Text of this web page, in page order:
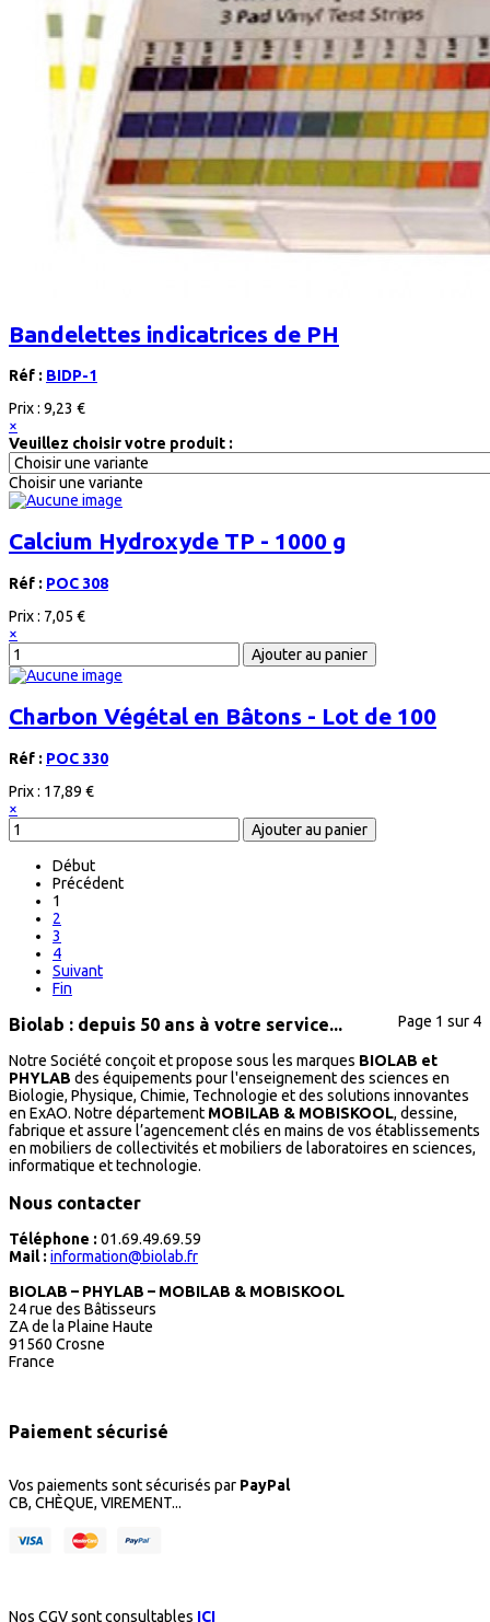
Bandelettes indicatrices de PH
Réf : BIDP-1
Prix : 9,23 €
×
Veuillez choisir votre produit :
Choisir une variante
Calcium Hydroxyde TP - 1000 g
Réf : POC 308
Prix : 7,05 €
×
Charbon Végétal en Bâtons - Lot de 100
Réf : POC 330
Prix : 17,89 €
×
Début
Précédent
1
2
3
4
Suivant
Fin
Page 1 sur 4
Biolab : depuis 50 ans à votre service...
Notre Société conçoit et propose sous les marques BIOLAB et
PHYLAB des équipements pour l'enseignement des sciences en
Biologie, Physique, Chimie, Technologie et des solutions innovantes
en ExAO. Notre département MOBILAB & MOBISKOOL, dessine,
fabrique et assure l’agencement clés en mains de vos établissements
en mobiliers de collectivités et mobiliers de laboratoires en sciences,
informatique et technologie.
Nous contacter
Téléphone : 01.69.49.69.59
Mail : information@biolab.fr
BIOLAB – PHYLAB – MOBILAB & MOBISKOOL
24 rue des Bâtisseurs
ZA de la Plaine Haute
91560 Crosne
France
Paiement sécurisé
Vos paiements sont sécurisés par PayPal
CB, CHÈQUE, VIREMENT...
Nos CGV sont consultables ICI